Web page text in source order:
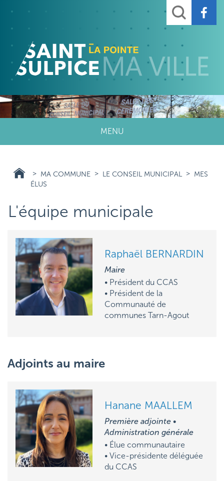
contenu
Rechercher
MENU
MA COMMUNE LE CONSEIL MUNICIPAL
MES
ÉLUS
L'équipe municipale
Raphaël BERNARDIN
Maire
• Président du CCAS
• Président de la
Communauté de
communes Tarn-Agout
Adjoints au maire
Hanane MAALLEM
Première adjointe •
Administration générale
• Élue communautaire
• Vice-présidente déléguée
du CCAS